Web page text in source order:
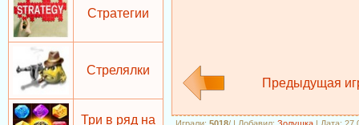
Стратегии
Стрелялки
Три в ряд на
Предыдущая